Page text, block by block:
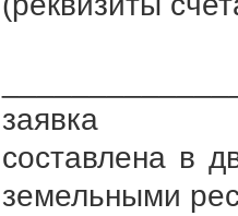
заявка
составлена в
земельными